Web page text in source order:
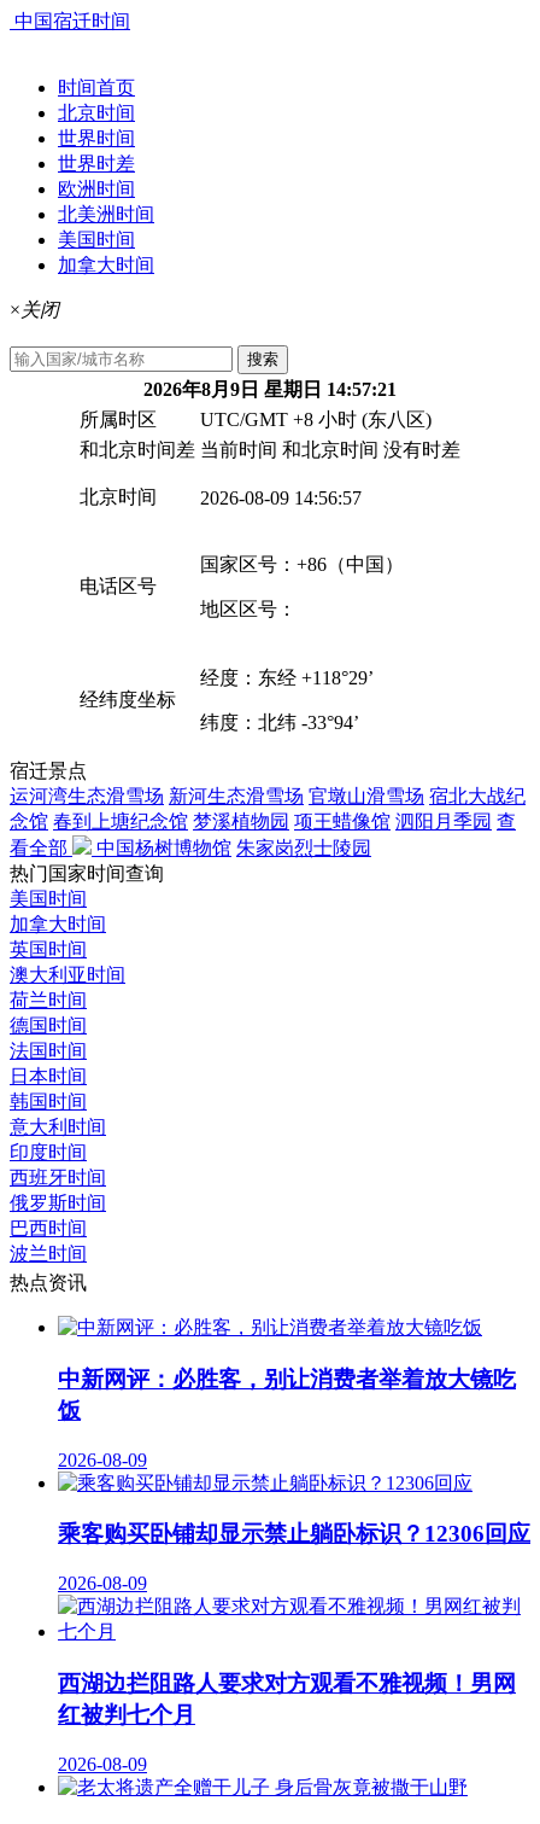
中国宿迁时间
时间首页
北京时间
世界时间
世界时差
欧洲时间
北美洲时间
美国时间
加拿大时间
×关闭
搜索
2026年8月9日 星期日 14:57:22
所属时区
UTC/GMT +8 小时 (东八区)
和北京时间差 当前时间 和北京时间 没有时差
北京时间 2026-08-09 14:56:57
电话区号
国家区号：+86（中国）
地区区号：
经纬度坐标
经度：东经 +118°29’
纬度：北纬 -33°94’
宿迁景点
运河湾生态滑雪场 新河生态滑雪场 官墩山滑雪场 宿北大战纪
念馆 春到上塘纪念馆 梦溪植物园 项王蜡像馆 泗阳月季园 查
看全部
中国杨树博物馆 朱家岗烈士陵园
热门国家时间查询
美国时间
加拿大时间
英国时间
澳大利亚时间
荷兰时间
德国时间
法国时间
日本时间
韩国时间
意大利时间
印度时间
西班牙时间
俄罗斯时间
巴西时间
波兰时间
热点资讯
中新网评：必胜客，别让消费者举着放大镜吃
饭
2026-08-09
乘客购买卧铺却显示禁止躺卧标识？12306回应
2026-08-09
西湖边拦阻路人要求对方观看不雅视频！男网
红被判七个月
2026-08-09